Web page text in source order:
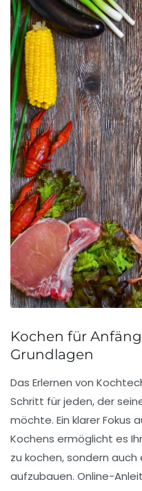
Kochen für
Grundlagen
Das Erlernen von
Schritt für jeden, der
möchte. Ein klarer Fokus
Kochens ermöglicht es
zu kochen, sondern auch
aufzubauen. Online-